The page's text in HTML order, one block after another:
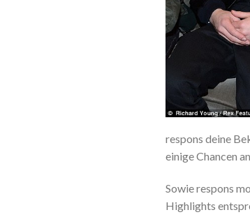
respons deine
einige Chancen an.
Sowie respons
Highlights